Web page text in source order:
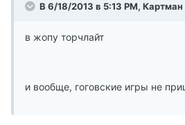
В 6/18/2013 в 5:13 PM, Картман
в жопу торчлайт
и вообще, гоговские игры не